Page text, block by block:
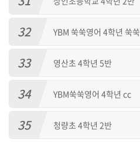
32 YBM 쑥쑥영어 4학년 쑥쑥
33 영산초 4학년 5반
34 YBM쑥쑥영어 4학년 cc
35 청량초 4학년 2반